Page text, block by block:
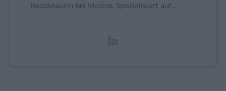
Redakteurin bei Moxios. Spezialisiert auf